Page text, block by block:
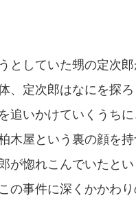
としていた甥の定次
、定次郎はなにを探
追いかけていくうち
木屋という裏の顔を
が惚れこんでいたと
の事件に深くかかわり